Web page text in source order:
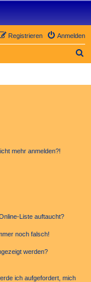
Anmelden
Registrieren
mehr anmelden?!
Liste auftaucht?
noch falsch!
werden?
ich aufgefordert, mich